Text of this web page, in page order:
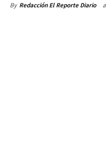
By Redacción El Reporte Diario